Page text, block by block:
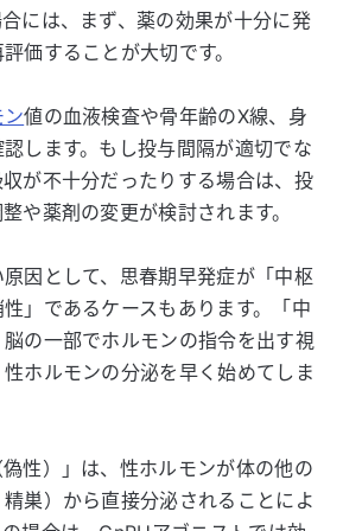
には、まず、薬の効果が十分に発
価することが大切です。
ン値の血液検査や骨年齢のX線、身
します。もし投与間隔が適切でな
が不十分だったりする場合は、投
や薬剤の変更が検討されます。
因として、思春期早発症が「中枢
」であるケースもあります。「中
の一部でホルモンの指令を出す視
ホルモンの分泌を早く始めてしま
性）」は、性ホルモンが体の他の
巣）から直接分泌されることによ